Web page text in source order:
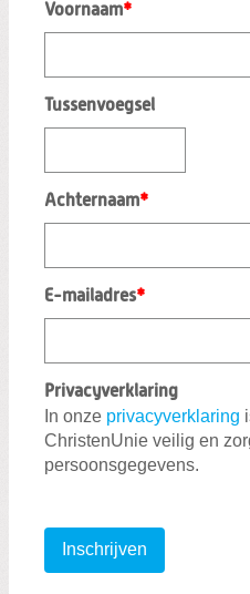
Voornaam*
Tussenvoegsel
Achternaam*
E-mailadres*
Privacyverklaring
In onze privacyverklaring
ChristenUnie veilig en
persoonsgegevens.
Inschrijven